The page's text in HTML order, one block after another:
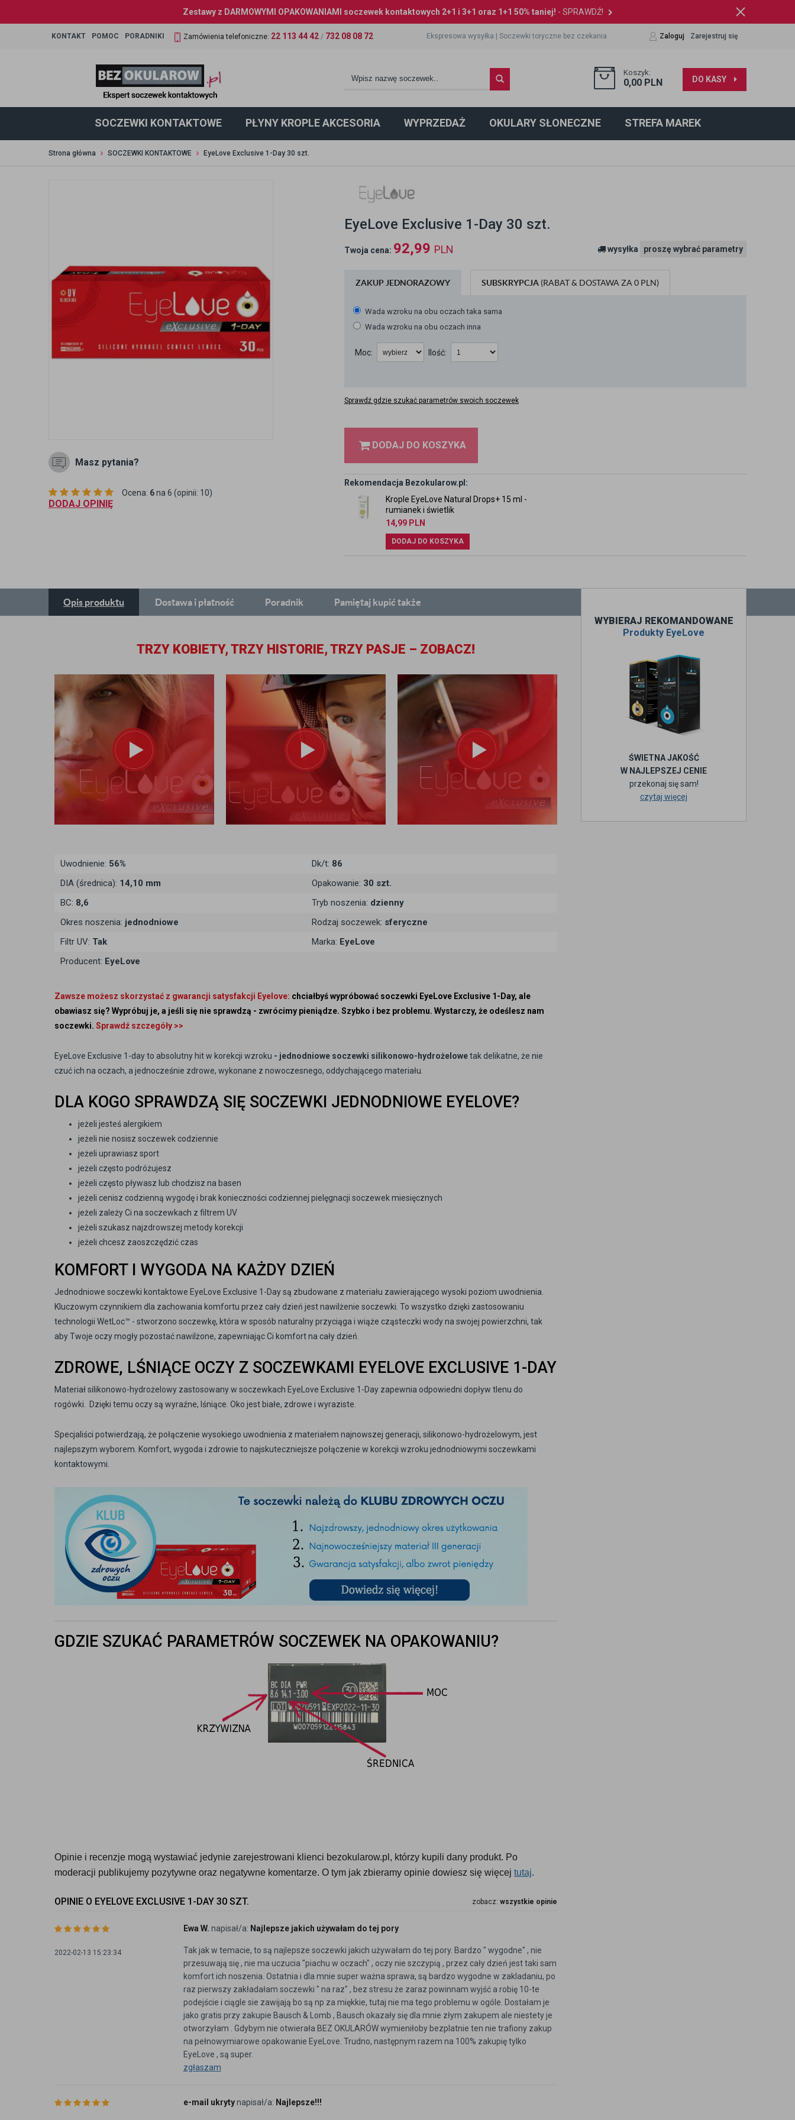
Zestawy z DARMOWYMI OPAKOWANIAMI soczewek kontaktowych 2+1 i 3+1 oraz 1+1 50% taniej! - SPRAWDŹ!
KONTAKT POMOC PORADNIKI Zamówienia telefoniczne: 22 113 44 42 / 732 08 08 72 Ekspresowa wysyłka |Soczewki toryczne bez czekania Zaloguj Zarejestruj się
Koszyk:
0,00 PLN DO KASY
SOCZEWKI KONTAKTOWE PŁYNY KROPLE AKCESORIA WYPRZEDAŻ OKULARY SŁONECZNE STREFA MAREK
Strona główna SOCZEWKI KONTAKTOWE EyeLove Exclusive 1-Day 30 szt.
Masz pytania?
Ocena: 6na 6 (opinii: 10)
DODAJ OPINIĘ
EyeLove Exclusive 1-Day 30 szt.
Twoja cena: 92,99 PLN wysyłka proszę wybrać parametry
ZAKUP JEDNORAZOWY SUBSKRYPCJA (RABAT & DOSTAWA ZA 0 PLN)
Wada wzroku na obu oczach taka sama
Wada wzroku na obu oczach inna
Moc: Ilość:
Sprawdź gdzie szukać parametrów swoich soczewek
DODAJ DO KOSZYKA
Rekomendacja Bezokularow.pl:
Krople EyeLove Natural Drops+ 15 ml -
rumianek i świetlik
14,99 PLN
DODAJ DO KOSZYKA
Opis produktu Dostawa i płatność Poradnik Pamiętaj kupić także
TRZY KOBIETY, TRZY HISTORIE, TRZY PASJE – ZOBACZ!
Uwodnienie: 56% Dk/t: 86
DIA (średnica): 14,10 mm Opakowanie: 30 szt.
BC: 8,6 Tryb noszenia: dzienny
Okres noszenia: jednodniowe Rodzaj soczewek: sferyczne
Filtr UV: Tak Marka: EyeLove
Producent: EyeLove
Zawsze możesz skorzystać z gwarancji satysfakcji Eyelove: chciałbyś wypróbować soczewki EyeLove Exclusive 1-Day, ale
obawiasz się? Wypróbuj je, a jeśli się nie sprawdzą - zwrócimy pieniądze. Szybko i bez problemu. Wystarczy, że odeślesz nam
soczewki. Sprawdź szczegóły >>
EyeLove Exclusive 1-day to absolutny hit w korekcji wzroku - jednodniowe soczewki silikonowo-hydrożelowetak delikatne, że nie
czuć ich na oczach, a jednocześnie zdrowe, wykonane z nowoczesnego, oddychającego materiału.
DLA KOGO SPRAWDZĄ SIĘ SOCZEWKI JEDNODNIOWE EYELOVE?
jeżeli jesteś alergikiem
jeżeli nie nosisz soczewek codziennie
jeżeli uprawiasz sport
jeżeli często podróżujesz
jeżeli często pływasz lub chodzisz na basen
jeżeli cenisz codzienną wygodę i brak konieczności codziennej pielęgnacji soczewek miesięcznych
jeżeli zależy Ci na soczewkach z filtrem UV
jeżeli szukasz najzdrowszej metody korekcji
jeżeli chcesz zaoszczędzić czas
KOMFORT I WYGODA NA KAŻDY DZIEŃ
Jednodniowe soczewki kontaktowe EyeLove Exclusive 1-Day są zbudowane z materiału zawierającego wysoki poziom uwodnienia.
Kluczowym czynnikiem dla zachowania komfortu przez cały dzień jest nawilżenie soczewki. To wszystko dzięki zastosowaniu
technologii WetLoc™ - stworzono soczewkę, która w sposób naturalny przyciąga i wiąże cząsteczki wody na swojej powierzchni, tak
aby Twoje oczy mogły pozostać nawilżone, zapewniając Ci komfort na cały dzień.
ZDROWE, LŚNIĄCE OCZY Z SOCZEWKAMI EYELOVE EXCLUSIVE 1-DAY
Materiał silikonowo-hydrożelowy zastosowany w soczewkach EyeLove Exclusive 1-Day zapewnia odpowiedni dopływ tlenu do
rogówki. Dzięki temu oczy są wyraźne, lśniące. Oko jest białe, zdrowe i wyraziste.
Specjaliści potwierdzają, że połączenie wysokiego uwodnienia z materiałem najnowszej generacji, silikonowo-hydrożelowym, jest
najlepszym wyborem. Komfort, wygoda i zdrowie to najskuteczniejsze połączenie w korekcji wzroku jednodniowymi soczewkami
kontaktowymi.
GDZIE SZUKAĆ PARAMETRÓW SOCZEWEK NA OPAKOWANIU?
Opinie i recenzje mogą wystawiać jedynie zarejestrowani klienci bezokularow.pl, którzy kupili dany produkt. Po
moderacji publikujemy pozytywne oraz negatywne komentarze. O tym jak zbieramy opinie dowiesz się więcej tutaj.
OPINIE O EYELOVE EXCLUSIVE 1-DAY 30 SZT. zobacz: wszystkie opinie
2022-02-13 15:23:34
Ewa W. napisał/a: Najlepsze jakich używałam do tej pory
Tak jak w temacie, to są najlepsze soczewki jakich używałam do tej pory. Bardzo " wygodne" , nie
przesuwają się , nie ma uczucia "piachu w oczach" , oczy nie szczypią , przez cały dzień jest taki sam
komfort ich noszenia. Ostatnia i dla mnie super ważna sprawa, są bardzo wygodne w zakladaniu, po
raz pierwszy zakładałam soczewki " na raz" , bez stresu że zaraz powinnam wyjść a robię 10-te
podejście i ciągle sie zawijają bo są np za miękkie, tutaj nie ma tego problemu w ogóle. Dostałam je
jako gratis przy zakupie Bausch & Lomb , Bausch okazały się dla mnie złym zakupem ale niestety je
otworzyłam . Gdybym nie otwierała BEZ OKULARÓW wymieniłoby bezplatnie ten nie trafiony zakup
na pełnowymiarowe opakowanie EyeLove. Trudno, następnym razem na 100% zakupię tylko
EyeLove , są super.
zgłaszam
e-mail ukrytynapisał/a: Najlepsze!!!
WYBIERAJ REKOMANDOWANE
Produkty EyeLove
ŚWIETNA JAKOŚĆ
W NAJLEPSZEJ CENIE
przekonaj się sam!
czytaj więcej